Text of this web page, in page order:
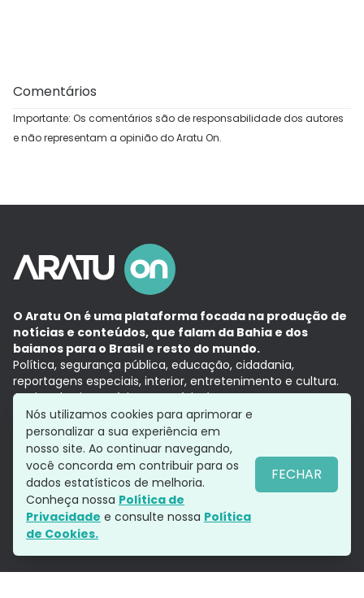
Comentários
Importante: Os comentários são de responsabilidade dos autores
e não representam a opinião do Aratu On.
O Aratu On é uma plataforma focada na produção de
notícias e conteúdos, que falam da Bahia e dos
baianos para o Brasil e resto do mundo.
Política, segurança pública, educação, cidadania,
reportagens especiais, interior, entretenimento e cultura.
Aqui, tudo vira notícia e a notícia é no tempo presente,
com a credibilidade do Grupo Aratu.
Grupo Aratu
Política de privacidade
Siga-nos
Nós utilizamos cookies para aprimorar e
personalizar a sua experiência em
nosso site. Ao continuar navegando,
você concorda em contribuir para os
dados estatísticos de melhoria.
Conheça nossa Política de
Privacidade e consulte nossa Política
de Cookies.
FECHAR